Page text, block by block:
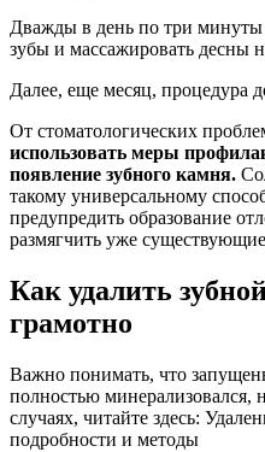
Дважды в день по три минуты
зубы и массажировать десны
Далее, еще месяц, процедура
От стоматологических
использовать меры
появление зубного камня.
такому универсальному
предупредить образование
размягчить уже
Как удалить
грамотно
Важно понимать, что
полностью минерализовался,
случаях, читайте здесь:
подробности и методы